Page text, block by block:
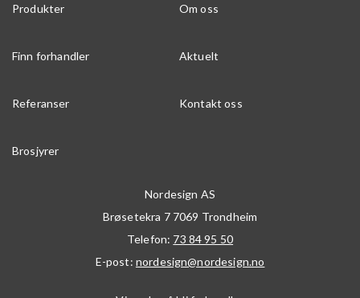
Produkter Om oss
Finn forhandler Aktuelt
Referanser Kontakt oss
Brosjyrer
Nordesign AS
Brøsetekra 7 7069 Trondheim
Telefon: 73 84 95 50
E-post: nordesign@nordesign.no